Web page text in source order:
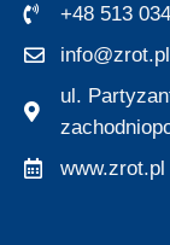
+48 513
info@zrot.pl
ul.
www.zrot.pl